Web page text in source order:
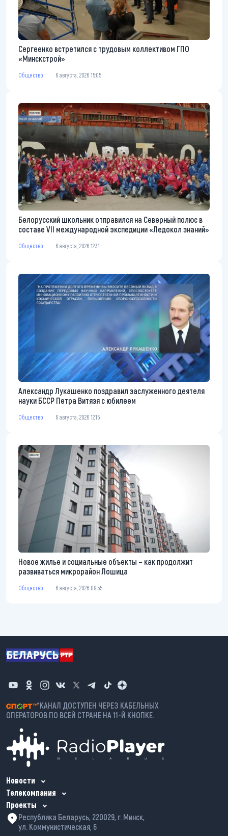
Сергеенко встретился с трудовым коллективом ГПО
«Минскстрой»
Общество 6 августа, 2026 15:05
Белорусский школьник отправился на Северный полюс в
составе VII международной экспедиции «Ледокол знаний»
Общество 6 августа, 2026 12:31
Александр Лукашенко поздравил заслуженного деятеля
науки БССР Петра Витязя с юбилеем
Общество 6 августа, 2026 12:15
Новое жилье и социальные объекты – как продолжит
развиваться микрорайон Лошица
Общество 6 августа, 2026 09:55
*КАНАЛ ДОСТУПЕН ЧЕРЕЗ КАБЕЛЬНЫХ
ОПЕРАТОРОВ ПО ВСЕЙ СТРАНЕ НА 11-Й КНОПКЕ.
Новости
Телекомпания
Проекты
Республика Беларусь, 220029, г. Минск,
ул. Коммунистическая, 6